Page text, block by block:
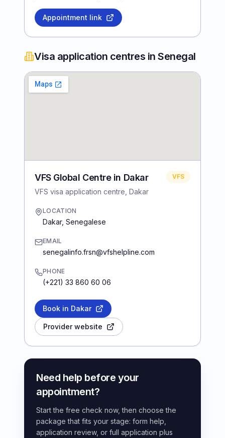
Appointment link
Visa application centres in Senegal
VFS Global Centre in Dakar
VFS visa application centre, Dakar
VFS
LOCATION
Dakar, Senegalese
EMAIL
senegalinfo.frsn@vfshelpline.com
PHONE
(+221) 33 860 60 06
Book in Dakar
Provider website
Need help before your
appointment?
Start the free check now, then choose the
package that fits your stage: form help,
application review, or full application plus